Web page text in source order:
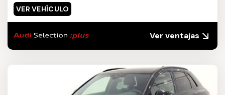
VER VEHÍCULO
Ver ventajas